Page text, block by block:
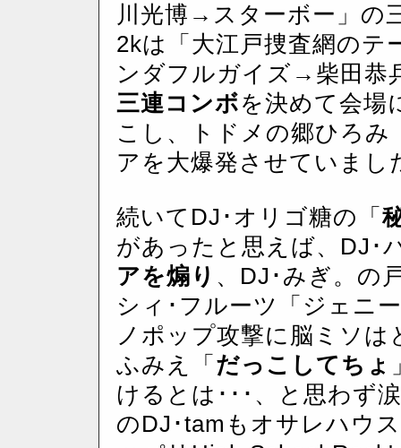
川光博→スターボー」の
2kは「大江戸捜査網の
ンダフルガイズ→柴田恭
三連コンボを決めて会場
こし、トドメの郷ひろ
アを大爆発させていまし
続いてDJ･オリゴ糖の「
があったと思えば、DJ･
アを煽り 、DJ･みぎ。の
シィ･フルーツ「ジェニ
ノポップ攻撃に脳ミソ
ふみえ「 だっこしてちょ
けるとは･･･、と思わず
のDJ･tamもオサレハウ